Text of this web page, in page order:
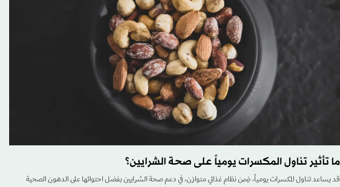
ما تأثير تناول المكسرات يومياً على صحة الشرايين؟
قد يساعد تناول المكسرات يومياً، ضِمن نظام غذائي متوازن، في دعم صحة الشرايين بفضل احتوائها على الدهون الصحية